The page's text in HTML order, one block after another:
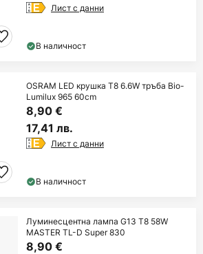
Лист с данни
В наличност
OSRAM LED крушка T8 6.6W тръба Bio-
Lumilux 965 60cm
8,90 €
17,41 лв.
Лист с данни
В наличност
Луминесцентна лампа G13 T8 58W
MASTER TL-D Super 830
8,90 €